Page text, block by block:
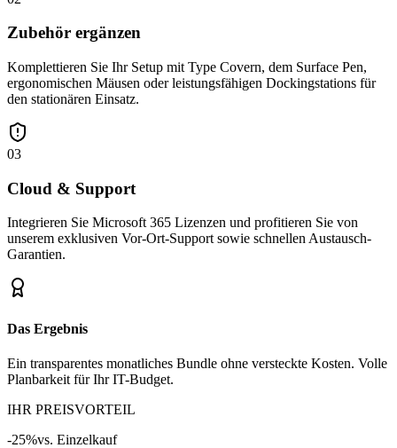
Zubehör ergänzen
Komplettieren Sie Ihr Setup mit Type Covern, dem Surface Pen,
ergonomischen Mäusen oder leistungsfähigen Dockingstations für
den stationären Einsatz.
03
Cloud & Support
Integrieren Sie Microsoft 365 Lizenzen und profitieren Sie von
unserem exklusiven Vor-Ort-Support sowie schnellen Austausch-
Garantien.
Das Ergebnis
Ein transparentes monatliches Bundle ohne versteckte Kosten. Volle
Planbarkeit für Ihr IT-Budget.
IHR PREISVORTEIL
-25%vs. Einzelkauf